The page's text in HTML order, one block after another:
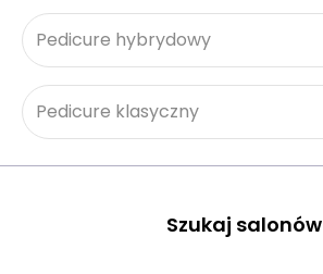
Pedicure hybrydowy
Pedicure klasyczny
Szukaj salonów